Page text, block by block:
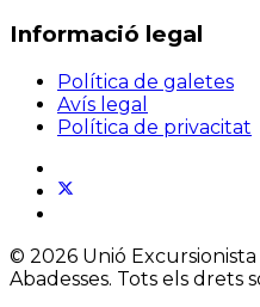
Informació legal
Política de galetes
Avís legal
Política de privacitat
© 2026 Unió
Abadesses. Tots els drets